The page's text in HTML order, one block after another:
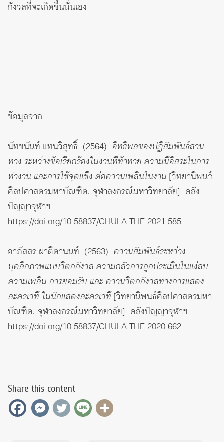
กังวลที่จะเกิดขึ้นนั่นเอง
ข้อมูลจาก
นัทชนันท์ แทนวิสุทธิ์. (2564). อิทธิพลของปฏิสัมพันธ์สาม
ทาง ระหว่างข้อเรียกร้องในงานที่ท้าทาย ความมีอิสระในการ
ทำงาน และการใช้จุดแข็ง ต่อความเพลินในงาน [วิทยานิพนธ์
ศิลปศาสตรมหาบัณฑิต, จุฬาลงกรณ์มหาวิทยาลัย]. คลัง
ปัญญาจุฬาฯ.
https://doi.org/10.58837/CHULA.THE.2021.585
อาภัสสร ผาติตานนท์. (2563). ความสัมพันธ์ระหว่าง
บุคลิกภาพแบบวิตกกังวล ความกลัวการถูกประเมินในแง่ลบ
ความเพลิน การยอมรับ และ ความวิตกกังวลทางการแสดง
ละครเวที ในนักแสดงละครเวที[วิทยานิพนธ์ศิลปศาสตรมหา
บัณฑิต, จุฬาลงกรณ์มหาวิทยาลัย]. คลังปัญญาจุฬาฯ.
https://doi.org/10.58837/CHULA.THE.2020.662
Share this content